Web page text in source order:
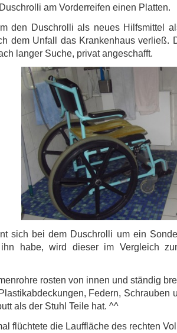
am Vorderreifen einen Platten.
den Duschrolli als neues Hilfsmittel
dem Unfall das Krankenhaus verließ.
langer Suche, privat angeschafft.
sich bei dem Duschrolli um ein
habe, wird dieser im Vergleich
rosten von innen und ständig
Federn, Schrauben
als der Stuhl Teile hat. ^^
flüchtete die Lauffläche des rechten